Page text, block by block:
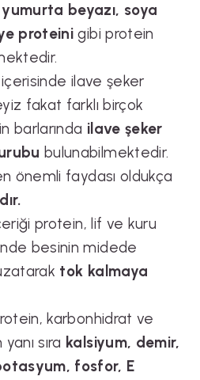
beyazı, soya
proteini gibi protein
ilave şeker
fakat farklı birçok
barlarında ilave şeker
bulunabilmektedir.
önemli faydası oldukça
protein, lif ve kuru
besinin midede
tok kalmaya
karbonhidrat ve
sıra kalsiyum, demir,
fosfor, E